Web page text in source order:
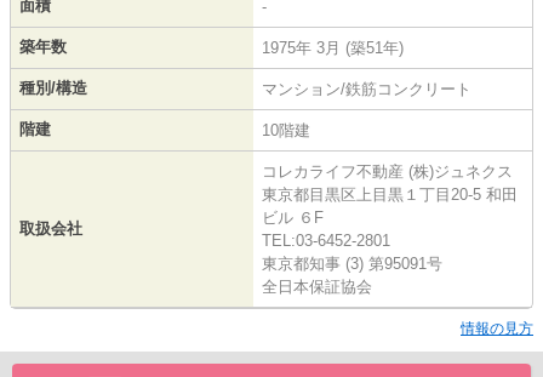
面積 -
築年数 1975年 3月 (築51年)
種別/構造 マンション/鉄筋コンクリート
階建 10階建
取扱会社
コレカライフ不動産 (株)ジュネクス
東京都目黒区上目黒１丁目20-5 和田
ビル ６F
TEL:03-6452-2801
東京都知事 (3) 第95091号
全日本保証協会
情報の見方